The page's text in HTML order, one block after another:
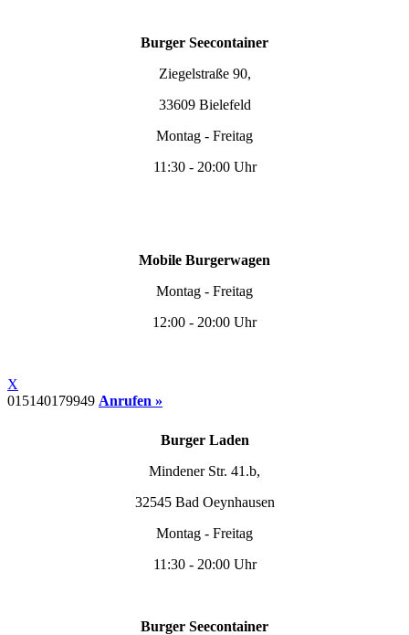
Burger Seecontainer
Ziegelstraße 90,
33609 Bielefeld
Montag - Freitag
11:30 - 20:00 Uhr
Mobile Burgerwagen
Montag - Freitag
12:00 - 20:00 Uhr
X
015140179949 Anrufen »
Burger Laden
Mindener Str. 41.b,
32545 Bad Oeynhausen
Montag - Freitag
11:30 - 20:00 Uhr
Burger Seecontainer